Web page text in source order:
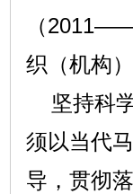
（
织（机构
坚持科学
须以当代
导，贯彻